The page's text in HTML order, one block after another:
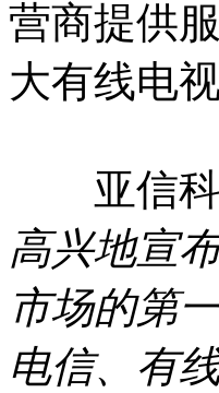
营商提供
大有线电
亚信科
高兴地宣
市场的第
电信、有